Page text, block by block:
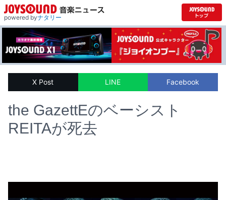
powered byナタリー
X Post LINE Facebook
the GazettEのベーシスト
REITAが死去